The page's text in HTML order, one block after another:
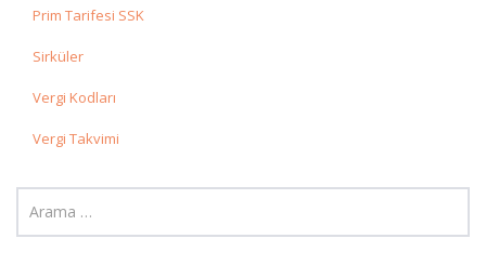
Prim Tarifesi SSK
Sirküler
Vergi Kodları
Vergi Takvimi